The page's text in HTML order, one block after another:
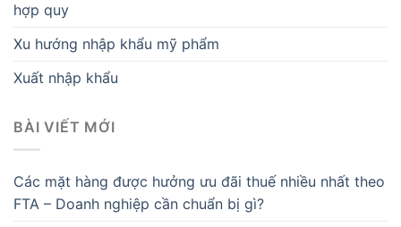
hợp quy
Xu hướng nhập khẩu mỹ phẩm
Xuất nhập khẩu
BÀI VIẾT MỚI
Các mặt hàng được hưởng ưu đãi thuế nhiều nhất theo
FTA – Doanh nghiệp cần chuẩn bị gì?